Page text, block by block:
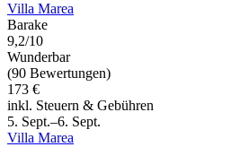
Villa Marea
Barake
9,2/10
Wunderbar
(90 Bewertungen)
173 €
inkl. Steuern & Gebühren
5. Sept.–6. Sept.
Villa Marea